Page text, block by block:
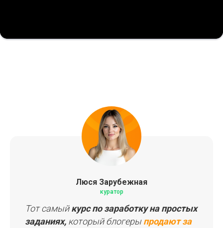
Люся Зарубежная
куратор
Тот самыйкурс по заработку на простых
заданиях, который блогерыпродают за